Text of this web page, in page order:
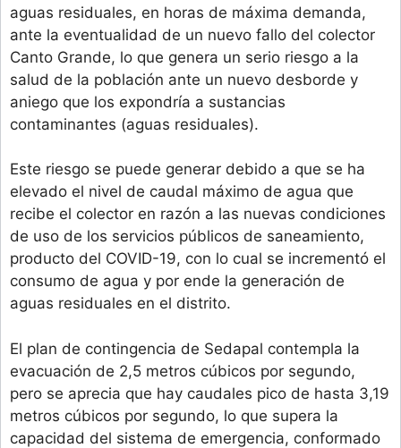
aguas residuales, en horas de máxima demanda,
ante la eventualidad de un nuevo fallo del colector
Canto Grande, lo que genera un serio riesgo a la
salud de la población ante un nuevo desborde y
aniego que los expondría a sustancias
contaminantes (aguas residuales).
Este riesgo se puede generar debido a que se ha
elevado el nivel de caudal máximo de agua que
recibe el colector en razón a las nuevas condiciones
de uso de los servicios públicos de saneamiento,
producto del COVID-19, con lo cual se incrementó el
consumo de agua y por ende la generación de
aguas residuales en el distrito.
El plan de contingencia de Sedapal contempla la
evacuación de 2,5 metros cúbicos por segundo,
pero se aprecia que hay caudales pico de hasta 3,19
metros cúbicos por segundo, lo que supera la
capacidad del sistema de emergencia, conformado